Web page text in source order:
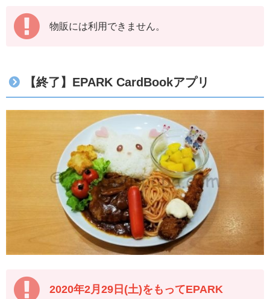
物販には利用できません。
【終了】EPARK CardBookアプリ
2020年2月29日(土)をもってEPARK